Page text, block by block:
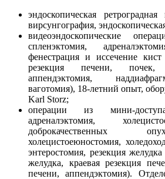
эндоскопическая
вирсунгография,
видеоэндоскопические
спленэктомия,
фенестрация и иссечение кист
резекция печени, почек,
аппендэктомия,
ваготомия), 18-летний опыт,
Karl Storz;
операции из мини-доступа
адреналэктомия,
доброкачественных
холецистоеюностомия,
энтеростомия, резекция
желудка, краевая резекция
печени, аппендэктомия).